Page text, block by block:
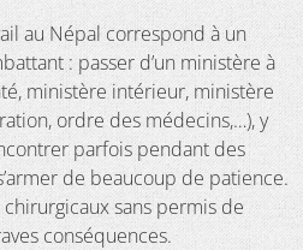
au Népal correspond à un
: passer d’un ministère à
ministère intérieur, ministère
ordre des médecins,…), y
parfois pendant des
de beaucoup de patience.
sans permis de
conséquences.